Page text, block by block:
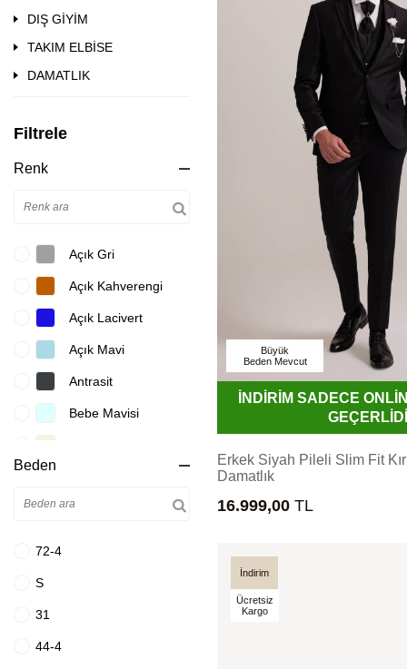
DIŞ GİYİM
TAKIM ELBİSE
DAMATLIK
Filtrele
Renk
Açık Gri
Açık Kahverengi
Açık Lacivert
Açık Mavi
Antrasit
Bebe Mavisi
Bordo
Beden
72-4
S
31
44-4
Büyük
Beden Mevcut
İNDİRİM SADECE
Erkek Siyah Pileli Slim Fit
Damatlık
16.999,00 TL
İndirim
Ücretsiz
Kargo